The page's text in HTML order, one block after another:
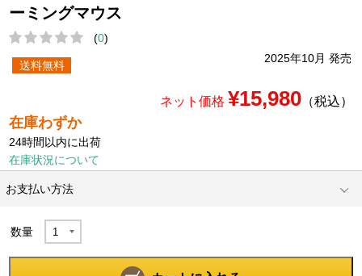
ーミングマウス
(0)
2025年10月 発売
送料無料
ネット価格 ¥15,980（税込）
在庫わずか
24時間以内に出荷
在庫状況について
お支払い方法
数量